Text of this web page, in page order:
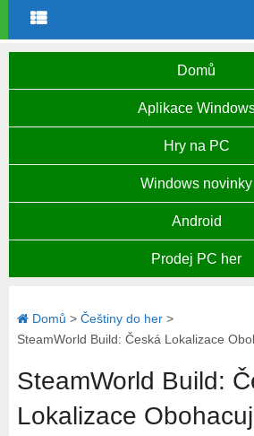
Domů
Aplikace
Hry na PC
Windows novinky
Android
Prodej PC her
Domů > Češtiny do her>
SteamWorld Build: Česká Lokalizace
SteamWorld Build:
Lokalizace